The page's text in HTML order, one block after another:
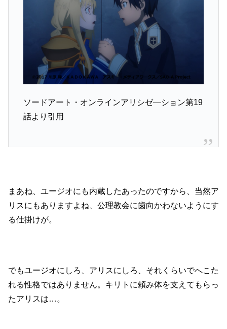
ソードアート・オンラインアリシゼ―ション第19
話より引用
まあね、ユージオにも内蔵したあったのですから、当然ア
リスにもありますよね、公理教会に歯向かわないようにす
る仕掛けが。
でもユージオにしろ、アリスにしろ、それくらいでへこた
れる性格ではありません。キリトに頼み体を支えてもらっ
たアリスは…。